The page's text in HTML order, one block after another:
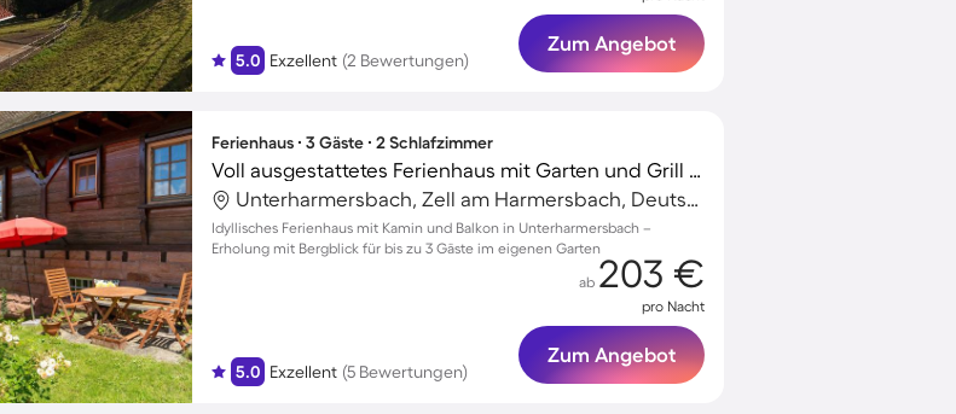
5.0 Exzellent (2 Bewertungen)
Zum Angebot
Ferienhaus ∙ 3 Gäste ∙ 2 Schlafzimmer
Voll ausgestattetes Ferienhaus mit Garten und Grill | Bergblick
Unterharmersbach, Zell am Harmersbach, Deutschland
Idyllisches Ferienhaus mit Kamin und Balkon in Unterharmersbach –
Erholung mit Bergblick für bis zu 3 Gäste im eigenen Garten
5.0 Exzellent (5 Bewertungen)
ab 203 €
pro Nacht
Zum Angebot